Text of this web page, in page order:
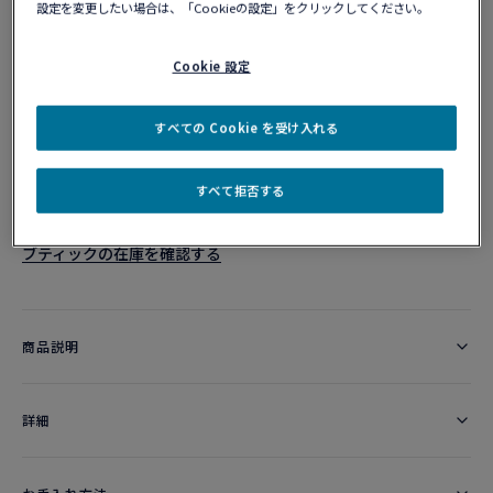
フォース10ブレスレット
カスタマイズ
10営業日以内に発送
ブティックの在庫を確認する​
商品説明
詳細​
設定を変更したい場合は、「Cookieの設定」をクリックしてください。
Cookie 設定
すべて拒否する
すべての Cookie を受け入れる